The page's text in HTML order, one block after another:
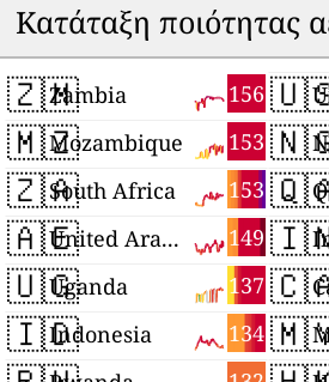
Κατάταξη ποιότητας
🇿🇲 156
Zambia
🇲🇿 153
Mozambique
🇿🇦 153
South Africa
🇦🇪 149
United Arab Emirates
🇺🇬 137
Uganda
🇮🇩 134
Indonesia